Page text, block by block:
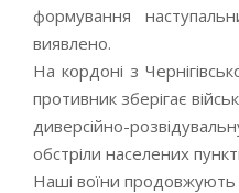
формування
виявлено.
На кордоні з
противник зберігає
диверсійно-
обстріли населених
Наші воїни продовжують